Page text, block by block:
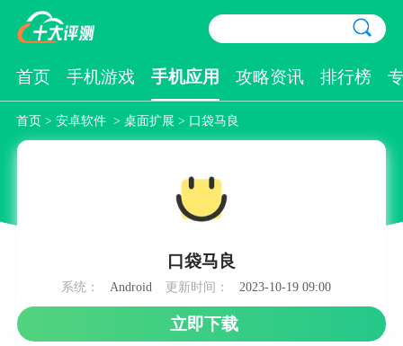
首页 手机游戏 手机应用 攻略资讯 排行榜
首页> 安卓软件 > 桌面扩展 > 口袋马良
口袋马良
系统： Android 更新时间： 2023-10-19 09:00
立即下载